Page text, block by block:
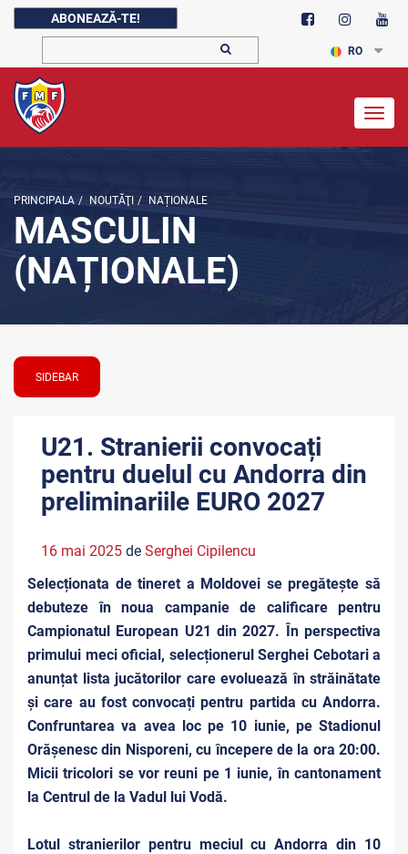
ABONEAZĂ-TE!
RO
PRINCIPALA / NOUTĂŢI / NAȚIONALE
MASCULIN
(NAȚIONALE)
SIDEBAR
U21. Stranierii convocați
pentru duelul cu Andorra din
preliminariile EURO 2027
16 mai 2025 de Serghei Cipilencu
Selecționata de tineret a Moldovei se pregătește să
debuteze în noua campanie de calificare pentru
Campionatul European U21 din 2027. În perspectiva
primului meci oficial, selecționerul Serghei Cebotari a
anunțat lista jucătorilor care evoluează în străinătate
și care au fost convocați pentru partida cu Andorra.
Confruntarea va avea loc pe 10 iunie, pe Stadionul
Orășenesc din Nisporeni, cu începere de la ora 20:00.
Micii tricolori se vor reuni pe 1 iunie, în cantonament
la Centrul de la Vadul lui Vodă.
Lotul stranierilor pentru meciul cu Andorra din 10